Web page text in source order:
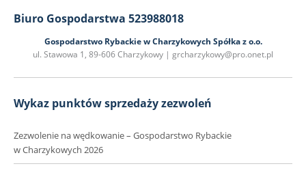
Biuro Gospodarstwa 523988018
Gospodarstwo Rybackie w Charzykowych Spółka z o.o.
ul. Stawowa 1, 89-606 Charzykowy | grcharzykowy@pro.onet.pl
Wykaz punktów sprzedaży zezwoleń
Zezwolenie na wędkowanie – Gospodarstwo Rybackie
w Charzykowych 2026